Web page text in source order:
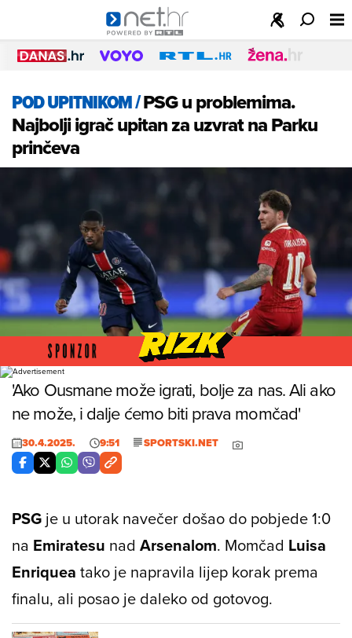
POD UPITNIKOM/PSG u problemima.
Najbolji igrač upitan za uzvrat na Parku
prinčeva
'Ako Ousmane može igrati, bolje za nas. Ali ako
ne može, i dalje ćemo biti prava momčad'
30.4.2025. 9:51 SPORTSKI.NET
PSG je u utorak navečer došao do pobjede 1:0
na Emiratesu nad Arsenalom. Momčad Luisa
Enriquea tako je napravila lijep korak prema
finalu, ali posao je daleko od gotovog.